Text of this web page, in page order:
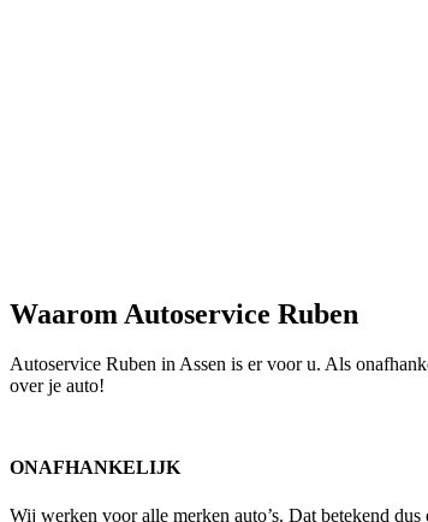
Waarom Autoservice Ruben
Autoservice Ruben in Assen is er voor u. Als
over je auto!
ONAFHANKELIJK
Wij werken voor alle merken auto’s. Dat betekend